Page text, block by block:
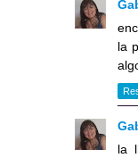
la
la